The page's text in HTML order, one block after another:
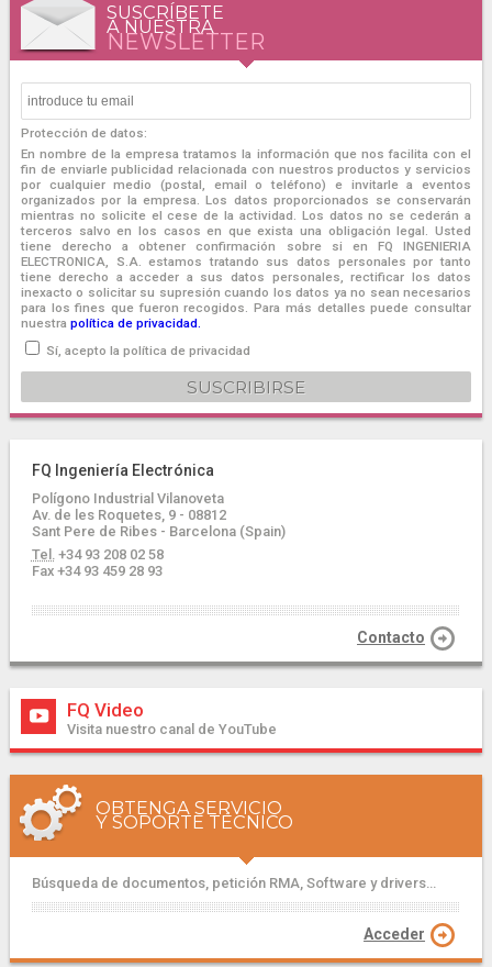
SUSCRÍBETE
A NUESTRA
NEWSLETTER
Protección de datos:
En nombre de la empresa tratamos la información que nos facilita con el
fin de enviarle publicidad relacionada con nuestros productos y servicios
por cualquier medio (postal, email o teléfono) e invitarle a eventos
organizados por la empresa. Los datos proporcionados se conservarán
mientras no solicite el cese de la actividad. Los datos no se cederán a
terceros salvo en los casos en que exista una obligación legal. Usted
tiene derecho a obtener confirmación sobre si en FQ INGENIERIA
ELECTRONICA, S.A. estamos tratando sus datos personales por tanto
tiene derecho a acceder a sus datos personales, rectificar los datos
inexacto o solicitar su supresión cuando los datos ya no sean necesarios
para los fines que fueron recogidos. Para más detalles puede consultar
nuestra política de privacidad.
Sí, acepto la política de privacidad
FQ Ingeniería Electrónica
Polígono Industrial Vilanoveta
Av. de les Roquetes, 9 - 08812
Sant Pere de Ribes - Barcelona (Spain)
Tel.+34 93 208 02 58
Fax +34 93 459 28 93
Contacto
FQ Video
Visita nuestro canal de YouTube
OBTENGA SERVICIO
Y SOPORTE TÉCNICO
Búsqueda de documentos, petición RMA, Software y drivers...
Acceder